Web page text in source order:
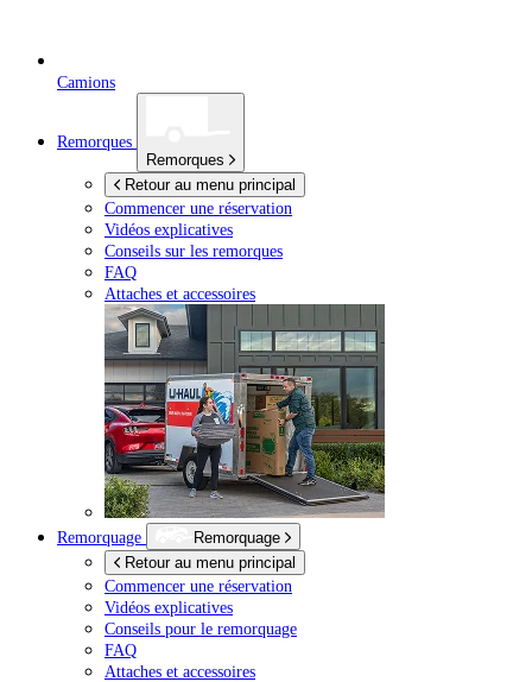
Camions
Remorques
Remorques
Retour au menu principal
Commencer une réservation
Vidéos explicatives
Conseils sur les remorques
FAQ
Attaches et accessoires
Remorquage
Remorquage
Retour au menu principal
Commencer une réservation
Vidéos explicatives
Conseils pour le remorquage
FAQ
Attaches et accessoires